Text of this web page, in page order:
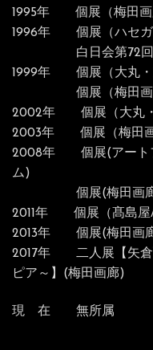
1995年 個展（梅田画
1996年 個展（ハセガ
白日会第72回
1999年 個展（大丸・
個展（梅田画
2002年 個展（大丸・
2003年 個展（梅田画
2008年 個展(アート
ム)
個展(梅田画
2011年 個展（髙島屋/
2013年 個展(梅田
2017年 二人展【矢倉
ピア～】(梅田画廊)
現 在 無所属